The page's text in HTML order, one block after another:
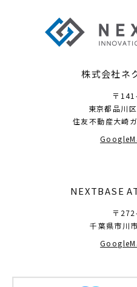
株式会社ネ
〒
東京都品川
住友不動産大崎
NEXTBASE
〒
千葉県市川